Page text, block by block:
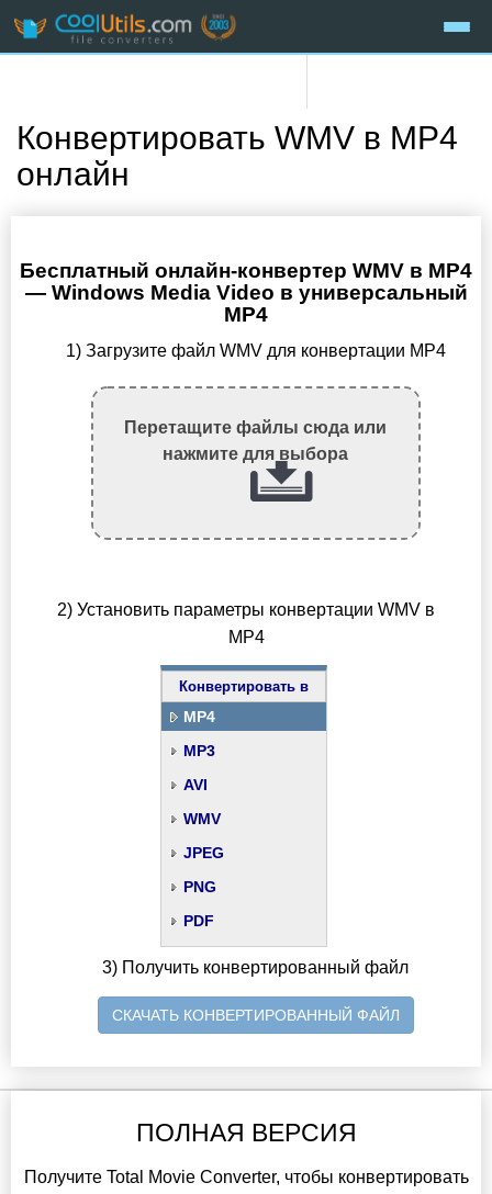
Конвертировать WMV в MP4
онлайн
Бесплатный онлайн-конвертер WMV в MP4
— Windows Media Video в универсальный
MP4
1) Загрузите файл WMV для конвертации MP4
Перетащите файлы сюда или
нажмите для выбора
2) Установить параметры конвертации WMV в
MP4
Конвертировать в
MP4
MP3
AVI
WMV
JPEG
PNG
PDF
3) Получить конвертированный файл
СКАЧАТЬ КОНВЕРТИРОВАННЫЙ ФАЙЛ
ПОЛНАЯ ВЕРСИЯ
Получите Total Movie Converter, чтобы конвертировать